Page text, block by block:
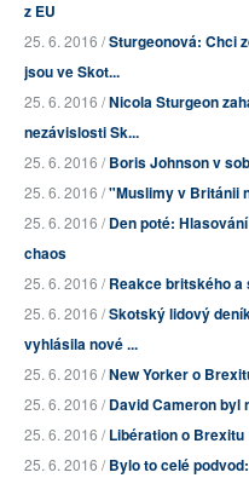
z EU
25. 6. 2016 /Sturgeonová: Chci
jsou ve Skot...
25. 6. 2016 /Nicola Sturgeon
nezávislosti Sk...
25. 6. 2016 /Boris Johnson v
25. 6. 2016 /"Muslimy v Británii
25. 6. 2016 /Den poté:
chaos
25. 6. 2016 /Reakce britského
25. 6. 2016 /Skotský lidový
vyhlásila nové ...
25. 6. 2016 /New Yorker o
25. 6. 2016 /David Cameron byl
25. 6. 2016 /Libération o Brexitu
25. 6. 2016 /Bylo to celé